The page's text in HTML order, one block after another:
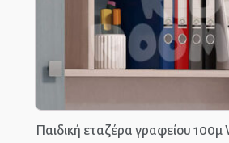
ΕΠΙΚΟΙΝΩΝΊΑ
Παιδική εταζέρα γραφείου 100μ